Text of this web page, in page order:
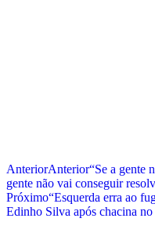
AnteriorAnterior“Se a gente
gente não vai conseguir
Próximo“Esquerda erra ao
Edinho Silva após chacina no